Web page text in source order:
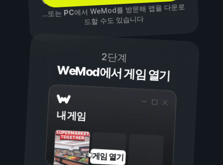
...또는PC에서 WeMod를 방문해 앱을 다운로
드할 수도 있습니다
2단계
WeMod에서 게임 열기
내 게임
게임 열기